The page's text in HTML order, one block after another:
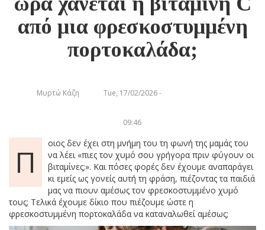
από μια φρεσκοστυμμένη
πορτοκαλάδα;
Μυρτώ Κάζη Tue, 17/02/2026 -
09:46
Π
οιος δεν έχει στη μνήμη του τη φωνή της μαμάς του
να λέει «πιες τον χυμό σου γρήγορα πριν φύγουν οι
βιταμίνες;». Και πόσες φορές δεν έχουμε αναπαράγει
κι εμείς ως γονείς αυτή τη φράση, πιέζοντας τα παιδιά
μας να πιουν αμέσως τον φρεσκοστυμμένο χυμό
τους; Τελικά έχουμε δίκιο που πιέζουμε ώστε η
φρεσκοστυμμένη πορτοκαλάδα να καταναλωθεί αμέσως;